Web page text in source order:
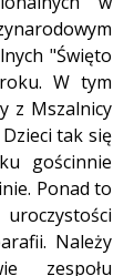
"Święto
W tym
z Mszalnicy
tak się
gościnnie
Ponad to
Należy
zespołu